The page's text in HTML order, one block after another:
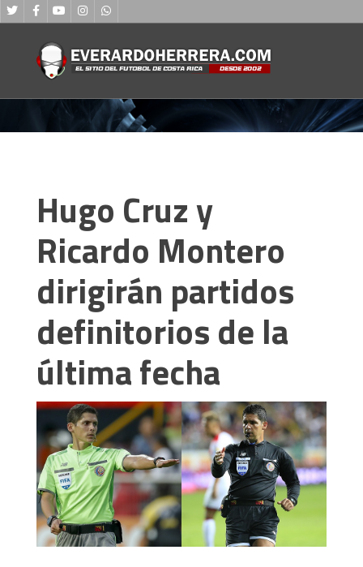
Hugo Cruz y
Ricardo Montero
dirigirán partidos
definitorios de la
última fecha